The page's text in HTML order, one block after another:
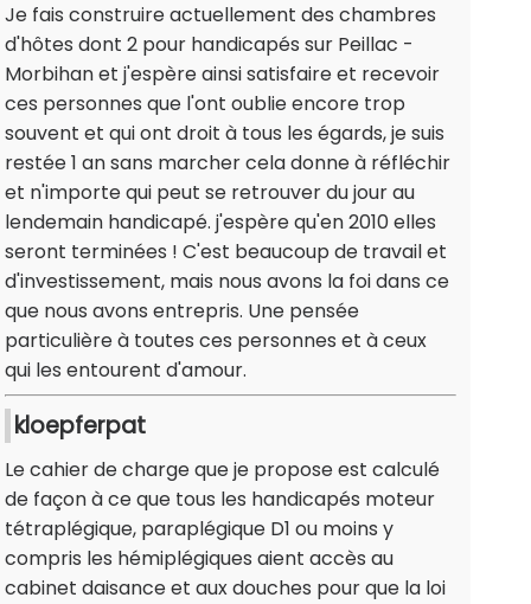
Je fais construire actuellement des chambres
d'hôtes dont 2 pour handicapés sur Peillac -
Morbihan et j'espère ainsi satisfaire et recevoir
ces personnes que l'ont oublie encore trop
souvent et qui ont droit à tous les égards, je suis
restée 1 an sans marcher cela donne à réfléchir
et n'importe qui peut se retrouver du jour au
lendemain handicapé. j'espère qu'en 2010 elles
seront terminées ! C'est beaucoup de travail et
d'investissement, mais nous avons la foi dans ce
que nous avons entrepris. Une pensée
particulière à toutes ces personnes et à ceux
qui les entourent d'amour.
kloepferpat
Le cahier de charge que je propose est calculé
de façon à ce que tous les handicapés moteur
tétraplégique, paraplégique D1 ou moins y
compris les hémiplégiques aient accès au
cabinet daisance et aux douches pour que la loi